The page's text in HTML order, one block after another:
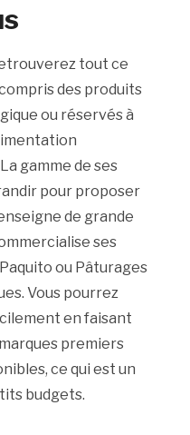
tout ce
des produits
ou réservés à
gamme de ses
pour proposer
de grande
ses
ou Pâturages
Vous pourrez
en faisant
premiers
ce qui est un
budgets.